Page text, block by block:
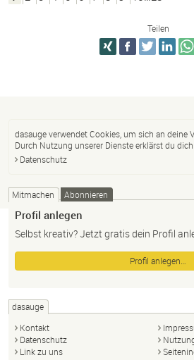
Teilen
dasauge verwendet Cookies, um sich an deine
Durch Nutzung unserer Dienste erklärst du
Datenschutz
Mitmachen Abonnieren
Profil anlegen
Selbst kreativ? Jetzt gratis dein Profil
Profil anlegen…
dasauge
Kontakt
Datenschutz
Link zu uns